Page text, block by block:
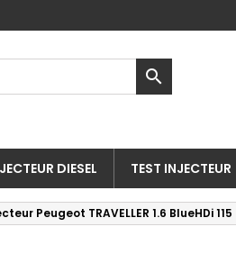

DIESEL TEST INJECTEUR
Peugeot TRAVELLER 1.6 BlueHDi 115